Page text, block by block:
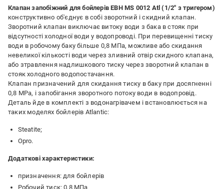
Клапан запобіжний для бойлерів ЕВН MS 0012 Atl (1/2" з тригером)
конструктивно об'єднує в собі зворотний і скидний клапан.
Зворотний клапан виключає витоку води з бака в стояк при
відсутності холодної води у водопроводі. При перевищенні тиску
води в робочому баку більше 0,8 МПа, можливе або скидання
невеликої кількості води через зливний отвір скидного клапана,
або зтравлення надлишкового тиску через зворотний клапан в
стояк холодного водопостачання.
Клапан призначений для скидання тиску в баку при досягненні
0,8 MPa, і запобігання зворотного потоку води в водопровід.
Деталь йде в комплекті з водонагрівачем і встановлюється на
таких моделях бойлерів Atlantic:
Steatite;
Opro.
Додаткові характеристики:
призначення: для бойлерів
Робочий тиск: 0,8 МПа